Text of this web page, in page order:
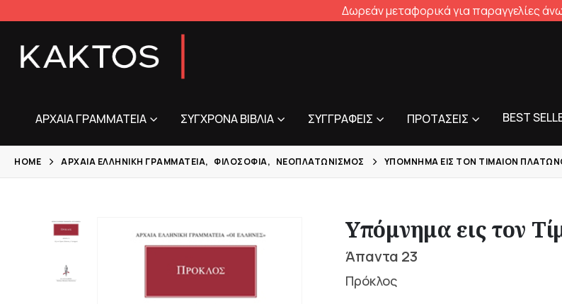
Δωρεάν μεταφορικά για παραγγελίες
ΑΡΧΑΊΑ ΓΡΑΜΜΑΤΕΊΑ ΣΎΓΧΡΟΝΑ ΒΙΒΛΊΑ ΣΥΓΓΡΑΦΕΊΣ ΠΡΟΤΆΣΕΙΣ BEST
HOME ΑΡΧΑΊΑ ΕΛΛΗΝΙΚΉ ΓΡΑΜΜΑΤΕΊΑ, ΦΙΛΟΣΟΦΊΑ, ΝΕΟΠΛΑΤΩΝΙΣΜΌΣ ΥΠΌΜΝΗΜΑ ΕΙΣ ΤΟΝ ΤΊΜΑΙΟΝ
Υπόμνημα εις τον
Άπαντα 23
Πρόκλος